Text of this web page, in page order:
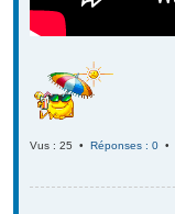
Vus : 25 • Réponses : 0 •